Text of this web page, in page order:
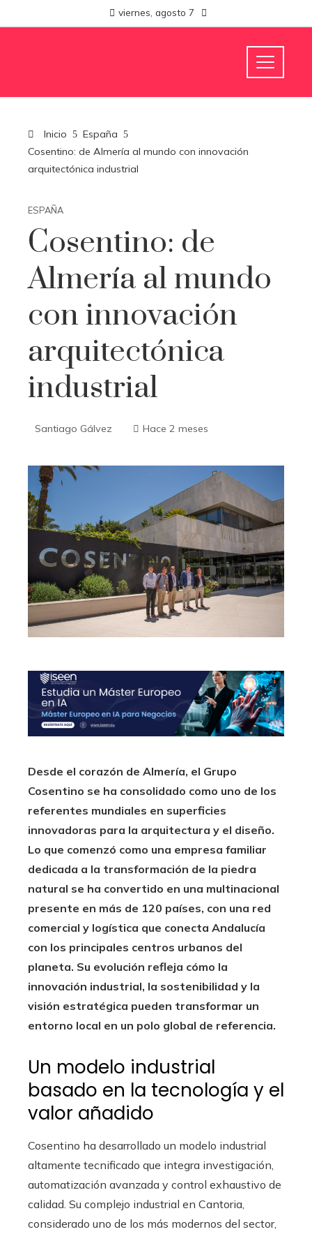
viernes, agosto 7
Inicio
España
Cosentino: de Almería al mundo con innovación
arquitectónica industrial
ESPAÑA
Cosentino: de
Almería al mundo
con innovación
arquitectónica
industrial
Santiago Gálvez Hace 2 meses
Desde el corazón de Almería, el Grupo
Cosentino se ha consolidado como uno de los
referentes mundiales en superficies
innovadoras para la arquitectura y el diseño.
Lo que comenzó como una empresa familiar
dedicada a la transformación de la piedra
natural se ha convertido en una multinacional
presente en más de 120 países, con una red
comercial y logística que conecta Andalucía
con los principales centros urbanos del
planeta. Su evolución refleja cómo la
innovación industrial, la sostenibilidad y la
visión estratégica pueden transformar un
entorno local en un polo global de referencia.
Un modelo industrial
basado en la tecnología y el
valor añadido
Cosentino ha desarrollado un modelo industrial
altamente tecnificado que integra investigación,
automatización avanzada y control exhaustivo de
calidad. Su complejo industrial en Cantoria,
considerado uno de los más modernos del sector,